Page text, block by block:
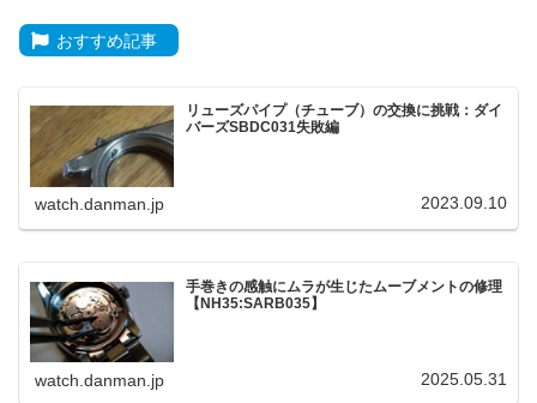
おすすめ記事
リューズパイプ（チューブ）の交換に挑戦：ダイ
バーズSBDC031失敗編
watch.danman.jp 2023.09.10
手巻きの感触にムラが生じたムーブメントの修理
【NH35:SARB035】
watch.danman.jp 2025.05.31